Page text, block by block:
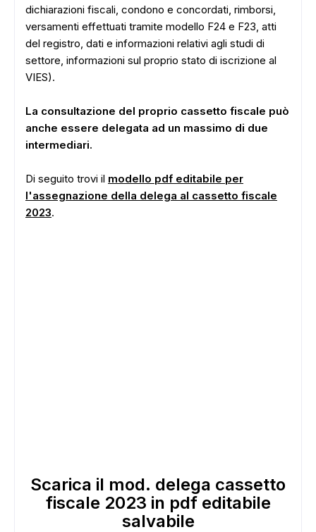
dichiarazioni fiscali, condono e concordati, rimborsi,
versamenti effettuati tramite modello F24 e F23, atti
del registro, dati e informazioni relativi agli studi di
settore, informazioni sul proprio stato di iscrizione al
VIES).
La consultazione del proprio cassetto fiscale può
anche essere delegata ad un massimo di due
intermediari.
Di seguito trovi il modello pdf editabile per
l'assegnazione della delega al cassetto fiscale
2023.
Scarica il mod. delega cassetto
fiscale 2023 in pdf editabile
salvabile